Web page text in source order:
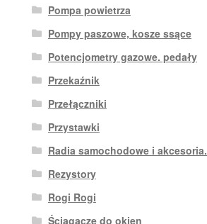
Pompa powietrza
Pompy paszowe, kosze ssące
Potencjometry gazowe. pedały
Przekaźnik
Przełączniki
Przystawki
Radia samochodowe i akcesoria.
Rezystory
Rogi Rogi
Ściągacze do okien